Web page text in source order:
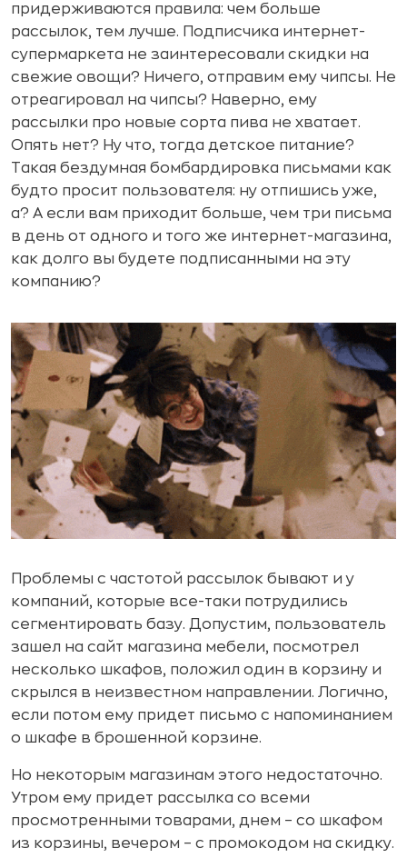
придерживаются правила: чем больше
рассылок, тем лучше. Подписчика интернет-
супермаркета не заинтересовали скидки на
свежие овощи? Ничего, отправим ему чипсы. Не
отреагировал на чипсы? Наверно, ему
рассылки про новые сорта пива не хватает.
Опять нет? Ну что, тогда детское питание?
Такая бездумная бомбардировка письмами как
будто просит пользователя: ну отпишись уже,
а? А если вам приходит больше, чем три письма
в день от одного и того же интернет-магазина,
как долго вы будете подписанными на эту
компанию?
Проблемы с частотой рассылок бывают и у
компаний, которые все-таки потрудились
сегментировать базу. Допустим, пользователь
зашел на сайт магазина мебели, посмотрел
несколько шкафов, положил один в корзину и
скрылся в неизвестном направлении. Логично,
если потом ему придет письмо с напоминанием
о шкафе в брошенной корзине.
Но некоторым магазинам этого недостаточно.
Утром ему придет рассылка со всеми
просмотренными товарами, днем – со шкафом
из корзины, вечером – с промокодом на скидку.